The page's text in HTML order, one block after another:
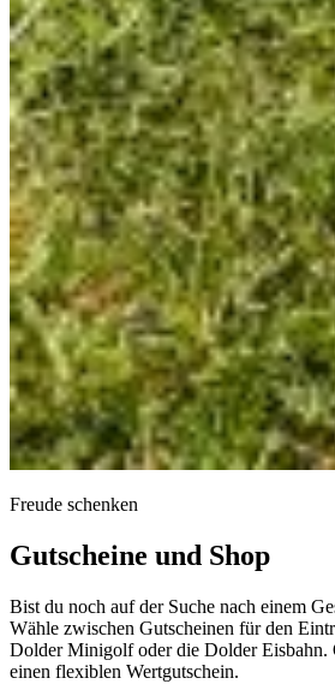
Freude schenken
Gutscheine und Shop
Bist du noch auf der Suche nach einem
Wähle zwischen Gutscheinen für den
Dolder Minigolf oder die Dolder Eisbahn.
einen flexiblen Wertgutschein.